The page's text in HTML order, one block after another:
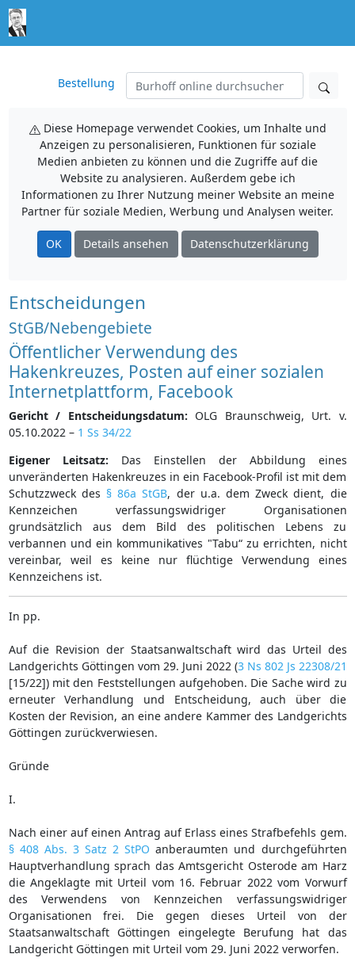
Bestellung
Diese Homepage verwendet Cookies, um Inhalte und
Anzeigen zu personalisieren, Funktionen für soziale
Medien anbieten zu können und die Zugriffe auf die
Website zu analysieren. Außerdem gebe ich
Informationen zu Ihrer Nutzung meiner Website an meine
Partner für soziale Medien, Werbung und Analysen weiter.
OK Details ansehen Datenschutzerklärung
Entscheidungen
StGB/Nebengebiete
Öffentlicher Verwendung des
Hakenkreuzes, Posten auf einer sozialen
Internetplattform, Facebook
Gericht / Entscheidungsdatum: OLG Braunschweig, Urt. v.
05.10.2022 – 1 Ss 34/22
Eigener Leitsatz: Das Einstellen der Abbildung eines
unveränderten Hakenkreuzes in ein Facebook-Profil ist mit dem
Schutzzweck des § 86a StGB, der u.a. dem Zweck dient, die
Kennzeichen verfassungswidriger Organisationen
grundsätzlich aus dem Bild des politischen Lebens zu
verbannen und ein kommunikatives "Tabu“ zu errichten, nicht
vereinbar, weil es keine nur flüchtige Verwendung eines
Kennzeichens ist.
In pp.
Auf die Revision der Staatsanwaltschaft wird das Urteil des
Landgerichts Göttingen vom 29. Juni 2022 (3 Ns 802 Js 22308/21
[15/22]) mit den Feststellungen aufgehoben. Die Sache wird zu
erneuter Verhandlung und Entscheidung, auch über die
Kosten der Revision, an eine andere Kammer des Landgerichts
Göttingen zurückverwiesen.
Gründe
I.
Nach einer auf einen Antrag auf Erlass eines Strafbefehls gem.
§ 408 Abs. 3 Satz 2 StPO anberaumten und durchgeführten
Hauptverhandlung sprach das Amtsgericht Osterode am Harz
die Angeklagte mit Urteil vom 16. Februar 2022 vom Vorwurf
des Verwendens von Kennzeichen verfassungswidriger
Organisationen frei. Die gegen dieses Urteil von der
Staatsanwaltschaft Göttingen eingelegte Berufung hat das
Landgericht Göttingen mit Urteil vom 29. Juni 2022 verworfen.